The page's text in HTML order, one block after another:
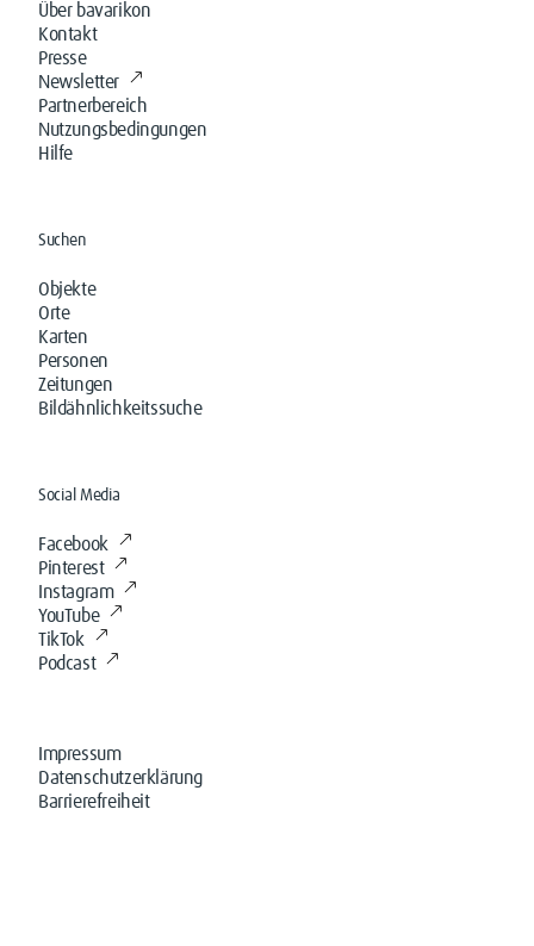
Über bavarikon
Kontakt
Presse
Newsletter
Partnerbereich
Nutzungsbedingungen
Hilfe
Suchen
Objekte
Orte
Karten
Personen
Zeitungen
Bildähnlichkeitssuche
Social Media
Facebook
Pinterest
Instagram
YouTube
TikTok
Podcast
Impressum
Datenschutzerklärung
Barrierefreiheit